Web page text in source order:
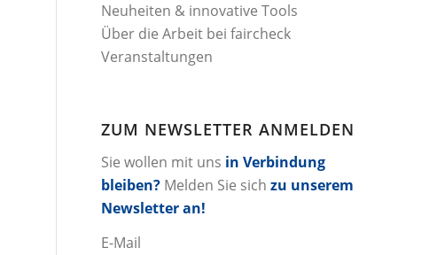
Neuheiten & innovative Tools
Über die Arbeit bei faircheck
Veranstaltungen
ZUM NEWSLETTER ANMELDEN
Sie wollen mit uns in Verbindung
bleiben? Melden Sie sich zu unserem
Newsletter an!
E-Mail